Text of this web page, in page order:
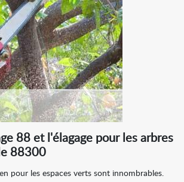
88 et l'élagage pour les arbres
88300
pour les espaces verts sont innombrables.